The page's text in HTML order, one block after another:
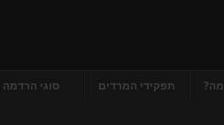
תפקידי המרדים סוגי הרדמה